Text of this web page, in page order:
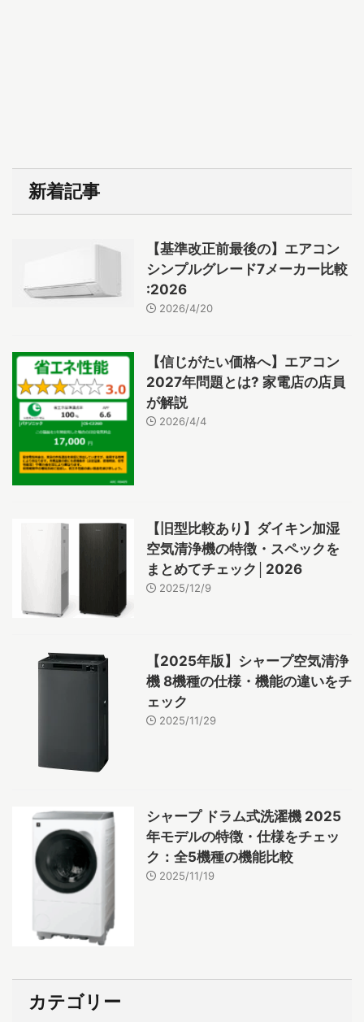
新着記事
【基準改正前最後の】エアコン
シンプルグレード7メーカー比較
:2026
2026/4/20
【信じがたい価格へ】エアコン
2027年問題とは? 家電店の店員
が解説
2026/4/4
【旧型比較あり】ダイキン加湿
空気清浄機の特徴・スペックを
まとめてチェック│2026
2025/12/9
【2025年版】シャープ空気清浄
機 8機種の仕様・機能の違いをチ
ェック
2025/11/29
シャープ ドラム式洗濯機 2025
年モデルの特徴・仕様をチェッ
ク：全5機種の機能比較
2025/11/19
カテゴリー